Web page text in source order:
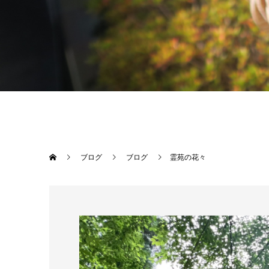
ブログ ブログ 霊苑の花々